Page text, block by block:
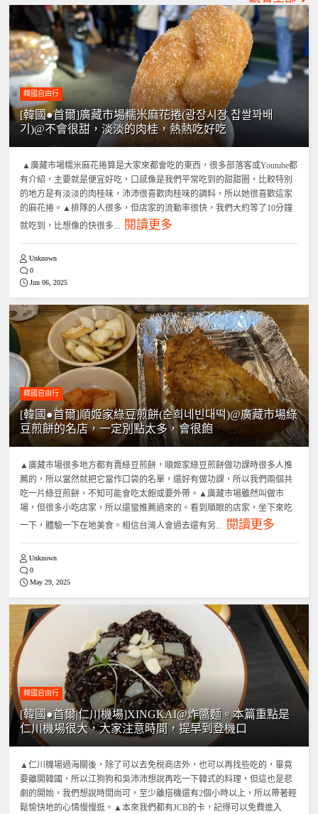
韓國自由行
[韓國●首爾]廣藏市場糯米麻花捲(광장시장 찹쌀꽈배
기)@不會很甜，淡淡的肉桂，熱熱吃好吃
▲廣藏市場糯米麻花捲算是大家來都會吃的東西，很多部落客或Youtube都
有介紹，主要就是便宜好吃，口感像是我們平常吃到的甜甜圈，比較特別
的地方是有淡淡的肉桂味，沛沛很喜歡肉桂味的調料，所以她很喜歡這家
的麻花捲。▲排隊的人很多，但店家的流動率很快，我們大約等了10分鐘
就吃到，比想像的快很多...
閱讀更多
Unknown
0
Jun 06, 2025
韓國自由行
[韓國●首爾]順姬家綠豆煎餅(순희네빈대떡)@廣藏市場綠
豆煎餅的名店，一定別點太多，會很飽
▲廣藏市場很多地方都有賣綠豆煎餅，順姬家綠豆煎餅做功課時很多人推
薦的，所以當然就把它當作口袋的名單，還好有做功課，所以我們兩個共
吃一片綠豆煎餅，不知可能會吃太飽或要外帶。▲廣藏市場雖然叫做市
場，但很多小吃店家，所以還蠻推薦過來的。看到順眼的店家，坐下來吃
一下，體驗一下在地美食。相信台灣人會過去還有另...
閱讀更多
Unknown
0
May 29, 2025
韓國自由行
[韓國●首爾|仁川機場]XINGKAI@炸醬麵。本篇重點是
仁川機場很大，大家注意時間，提早到登機口
▲仁川機場過海關後，除了可以去免稅商店外，也可以再找些吃的，畢竟
要離開韓國，所以江狗狗和吳沛沛想說再吃一下韓式的料理，但這也是悲
劇的開始，我們想說時間尚可，至少離搭機還有2個小時以上，所以帶著輕
鬆愉快地的心情慢慢逛。▲本來我們都有JCB的卡，記得可以免費進入